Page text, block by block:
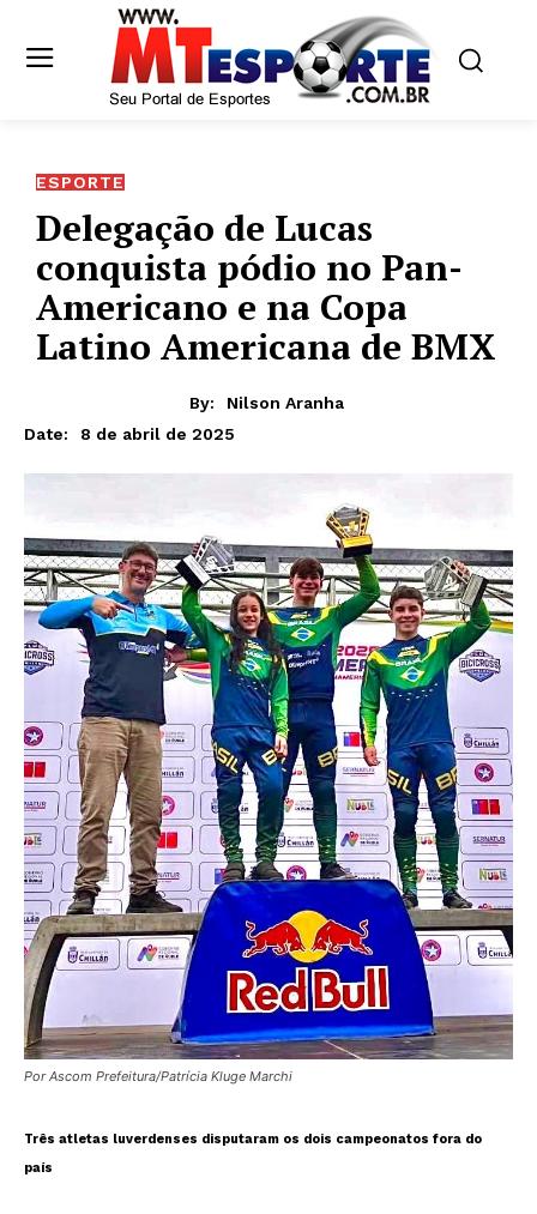
ESPORTE
Delegação de Lucas
conquista pódio no Pan-
Americano e na Copa
Latino Americana de BMX
By:
Nilson Aranha
Date:
8 de abril de 2025
Por Ascom Prefeitura/Patrícia Kluge Marchi
Três atletas luverdenses disputaram os dois campeonatos fora do
país